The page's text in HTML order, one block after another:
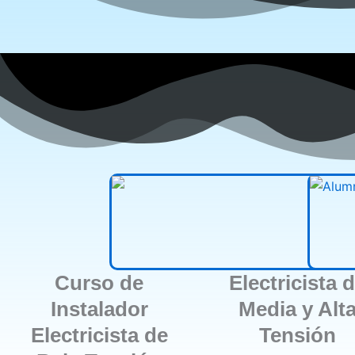
Curso de
Instalador
Electricista de
Electricista
Media y
Tensión